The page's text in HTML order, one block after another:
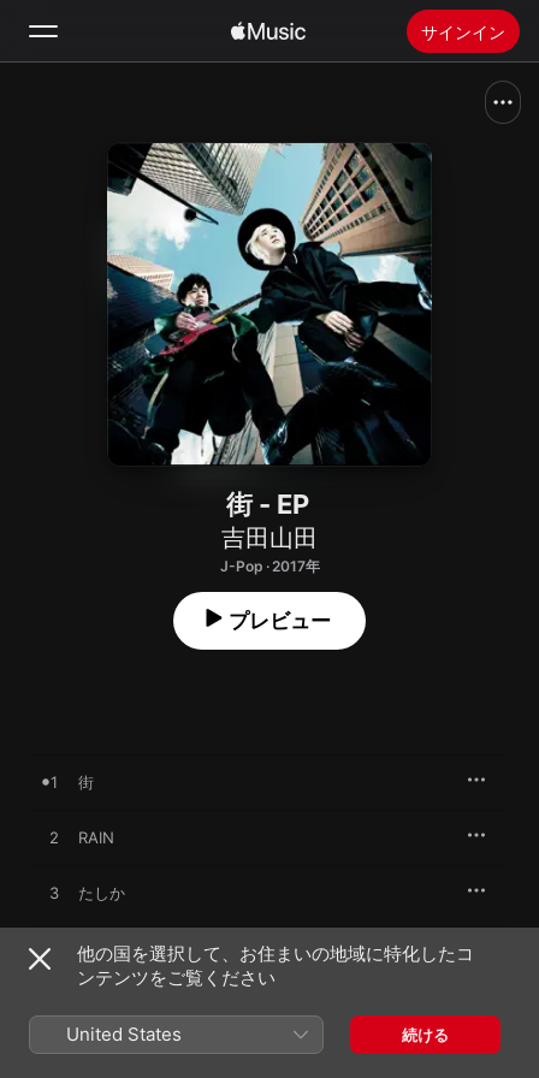
サインイン
ホーム
新着おすすめ
ラジオ
Apple Musicをインストール
街 - EP
吉田山田
J-Pop · 2017年
プレビュー
1 街
2 RAIN
3 たしか
4 街 (Instrumental)
6 たしか (Instrumental)
他の国を選択して、お住まいの地域に特化したコ
ンテンツをご覧ください
United States 続ける